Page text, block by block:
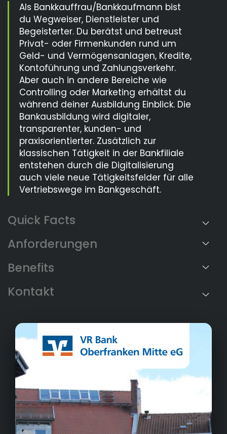
Als Bankkauffrau/Bankkaufmann bist
du Wegweiser, Dienstleister und
Begeisterter. Du berätst und betreust
Privat- oder Firmenkunden rund um
Geld- und Vermögensanlagen, Kredite,
Kontoführung und Zahlungsverkehr.
Aber auch in andere Bereiche wie
Controlling oder Marketing erhältst du
während deiner Ausbildung Einblick. Die
Bankausbildung wird digitaler,
transparenter, kunden- und
praxisorientierter. Zusätzlich zur
klassischen Tätigkeit in der Bankfiliale
entstehen durch die Digitalisierung
auch viele neue Tätigkeitsfelder für alle
Vertriebswege im Bankgeschäft.
Anforderungen
Benefits